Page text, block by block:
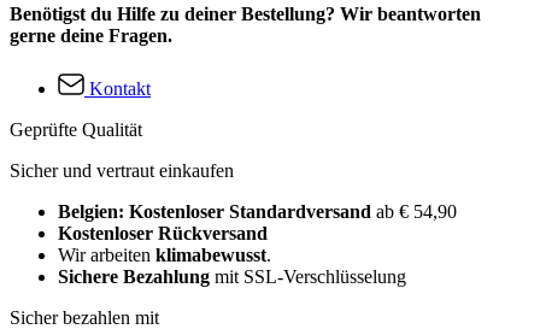
Benötigst du Hilfe zu deiner Bestellung? Wir beantworten
gerne deine Fragen.
Kontakt
Geprüfte Qualität
Sicher und vertraut einkaufen
Belgien: Kostenloser Standardversand ab € 54,90
Kostenloser Rückversand
Wir arbeiten klimabewusst.
Sichere Bezahlung mit SSL-Verschlüsselung
Sicher bezahlen mit